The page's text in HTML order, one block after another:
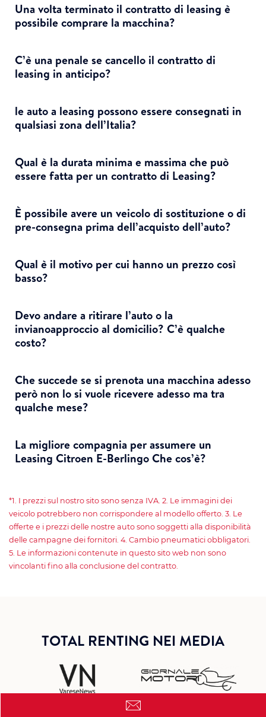
Una volta terminato il contratto di leasing è
possibile comprare la macchina?
C’è una penale se cancello il contratto di
leasing in anticipo?
le auto a leasing possono essere consegnati in
qualsiasi zona dell’Italia?
Qual è la durata minima e massima che può
essere fatta per un contratto di Leasing?
È possibile avere un veicolo di sostituzione o di
pre-consegna prima dell’acquisto dell’auto?
Qual è il motivo per cui hanno un prezzo così
basso?
Devo andare a ritirare l’auto o la
invianoapproccio al domicilio? C’è qualche
costo?
Che succede se si prenota una macchina adesso
però non lo si vuole ricevere adesso ma tra
qualche mese?
La migliore compagnia per assumere un
Leasing Citroen E-Berlingo Che cos’è?
*1. I prezzi sul nostro sito sono senza IVA. 2. Le immagini dei
veicolo potrebbero non corrispondere al modello offerto. 3. Le
offerte e i prezzi delle nostre auto sono soggetti alla disponibilità
delle campagne dei fornitori. 4. Cambio pneumatici obbligatori.
5. Le informazioni contenute in questo sito web non sono
vincolanti fino alla conclusione del contratto.
TOTAL RENTING NEI MEDIA